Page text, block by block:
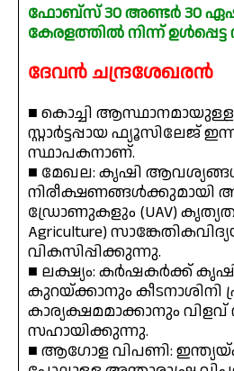
ഫോബ്‌സ് 30 അണ്ടർ 30 ഏഷ്യ
കേരളത്തിൽ നിന്ന്
ദേവൻ ചന്ദ്രശേഖരൻ
■ കൊച്ചി
സ്റ്റാർട്ടപ്പായ ഫ്യൂസിലേജ്
സ്ഥാപകനാണ്.
■ മേഖല: കൃഷി
നിരീക്ഷണങ്ങൾക്കുമായി
ഡ്രോണുകളും (UAV)
Agriculture)
വികസിപ്പിക്കുന്നു.
■ ലക്ഷ്യം: കർഷകർക്ക്
കുറയ്ക്കാനും കീടനാശിനി
കാര്യക്ഷമമാക്കാനും വിളവ്
സഹായിക്കുന്നു.
■ ആഗോള വിപണി: